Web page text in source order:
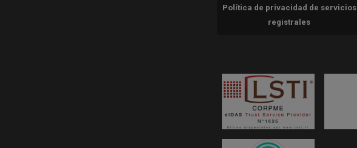
Política de privacidad de servicios
registrales